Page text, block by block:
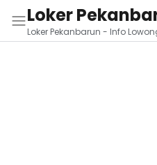
Loker
Loker Pekanbarun - Info